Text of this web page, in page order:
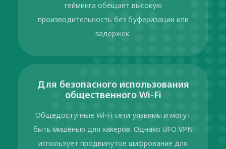
гейминга обещает высокую
производительность без буферизации или
задержек.
Для безопасного использования
общественного Wi-Fi
Общедоступные Wi-Fi сети уязвимы и могут
быть мишенью для хакеров. Однако UFO VPN
использует продвинутое шифрование для